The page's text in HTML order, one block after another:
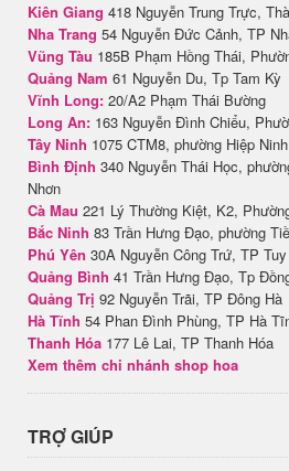
Kiên Giang 418 Nguyễn Trung Trực,
Nha Trang 54 Nguyễn Đức Cảnh, TP
Vũng Tàu 185B Phạm Hồng Thái,
Quảng Nam 61 Nguyễn Du, Tp Tam Kỳ
Vĩnh Long: 20/A2 Phạm Thái Bường
Long An: 163 Nguyễn Đình Chiểu,
Tây Ninh 1075 CTM8, phường Hiệp
Bình Định 340 Nguyễn Thái Học,
Nhơn
Cà Mau 221 Lý Thường Kiệt, K2,
Bắc Ninh 83 Trần Hưng Đạo, phường
Phú Yên 30A Nguyễn Công Trứ, TP
Quảng Bình 41 Trần Hưng Đạo, Tp
Quảng Trị 92 Nguyễn Trãi, TP Đông Hà
Hà Tĩnh 54 Phan Đình Phùng, TP Hà
Thanh Hóa 177 Lê Lai, TP Thanh Hóa
Xem thêm chi nhánh shop hoa
TRỢ GIÚP